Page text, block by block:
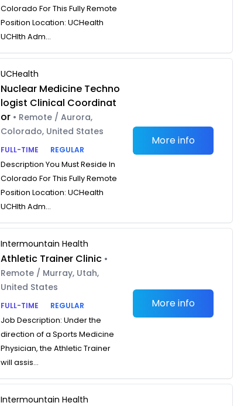
Colorado For This Fully Remote
Position Location: UCHealth
UCHlth Adm...
UCHealth
Nuclear Medicine Techno
logist Clinical Coordinat
or • Remote / Aurora,
Colorado, United States
FULL-TIME
REGULAR
Description You Must Reside In
Colorado For This Fully Remote
Position Location: UCHealth
UCHlth Adm...
More info
Intermountain Health
Athletic Trainer Clinic •
Remote / Murray, Utah,
United States
FULL-TIME
REGULAR
Job Description: Under the
direction of a Sports Medicine
Physician, the Athletic Trainer
will assis...
More info
Intermountain Health